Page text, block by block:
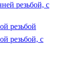
резьбой, с
резьбой
резьбой, с